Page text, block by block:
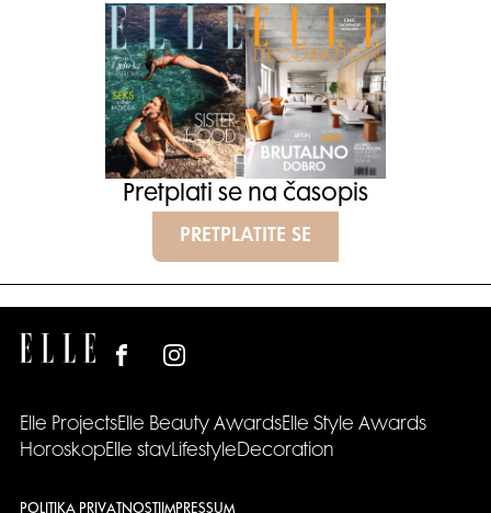
Pretplati se na časopis
PRETPLATITE SE
Elle ProjectsElle Beauty AwardsElle Style Awards
HoroskopElle stavLifestyleDecoration
POLITIKA PRIVATNOSTI IMPRESSUM